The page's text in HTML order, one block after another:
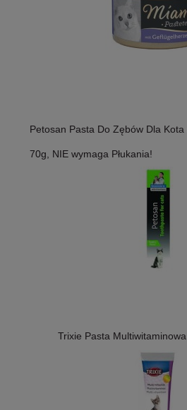
Petosan Pasta Do Zębów Dla
70g, NIE wymaga Płukania!
Trixie Pasta